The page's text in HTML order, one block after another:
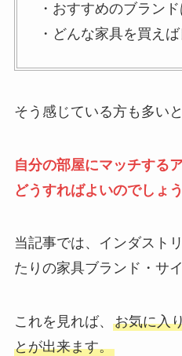
・おすすめのブラン
・どんな家具を買え
そう感じている方も多い
自分の部屋にマッチする
どうすればよいのでしょう
当記事では、インダスト
たりの家具ブランド・サ
これを見れば、 お気に入
とが出来ます。